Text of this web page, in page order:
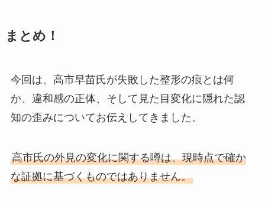
まとめ！
今回は、高市早苗氏が失敗した整形の痕とは何
か、違和感の正体、そして見た目変化に隠れた認
知の歪みについてお伝えしてきました。
高市氏の外見の変化に関する噂は、現時点で確か
な証拠に基づくものではありません。